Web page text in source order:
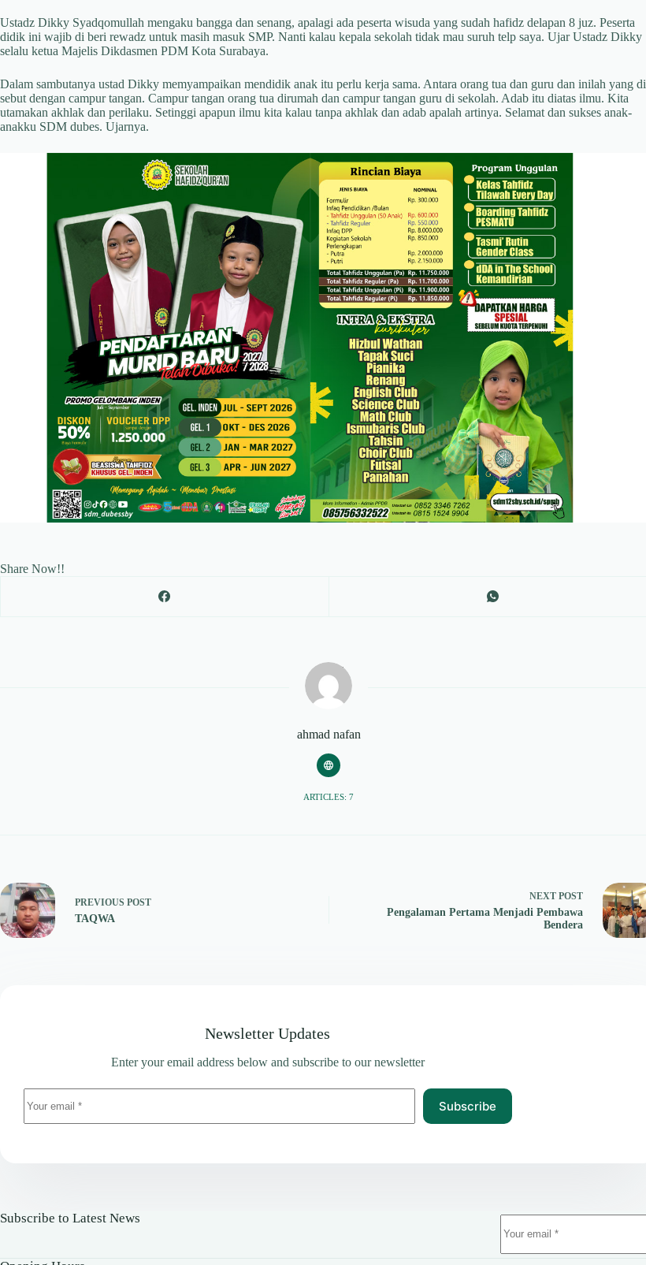
Ustadz Dikky Syadqomullah mengaku bangga dan senang, apalagi ada peserta wisuda yang sudah hafidz delapan 8 juz. Peserta
didik ini wajib di beri rewadz untuk masih masuk SMP. Nanti kalau kepala sekolah tidak mau suruh telp saya. Ujar Ustadz Dikky
selalu ketua Majelis Dikdasmen PDM Kota Surabaya.
Dalam sambutanya ustad Dikky memyampaikan mendidik anak itu perlu kerja sama. Antara orang tua dan guru dan inilah yang di
sebut dengan campur tangan. Campur tangan orang tua dirumah dan campur tangan guru di sekolah. Adab itu diatas ilmu. Kita
utamakan akhlak dan perilaku. Setinggi apapun ilmu kita kalau tanpa akhlak dan adab apalah artinya. Selamat dan sukses anak-
anakku SDM dubes. Ujarnya.
Share Now!!
ahmad nafan
ARTICLES: 7
PREVIOUS POST
TAQWA
NEXT POST
Pengalaman Pertama Menjadi Pembawa
Bendera
Newsletter Updates
Enter your email address below and subscribe to our newsletter
Subscribe
Subscribe to Latest News